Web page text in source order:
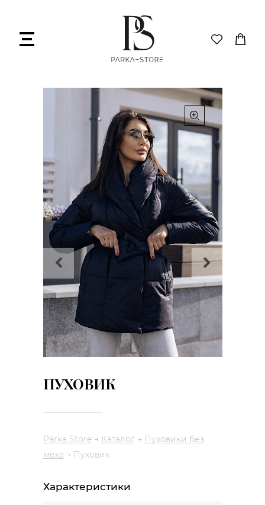
ПУХОВИК
Parka Store→ Каталог→ Пуховики без
меха → Пуховик
Характеристики